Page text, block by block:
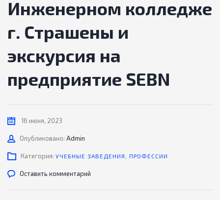
Инженерном колледже
г. Страшены и
экскурсия на
предприятие SEBN
16 июня, 2023
Опубликовано: Автор
Admin
Категория: УЧЕБНЫЕ ЗАВЕДЕНИЯ ПРОФЕССИИ
Оставить комментарий